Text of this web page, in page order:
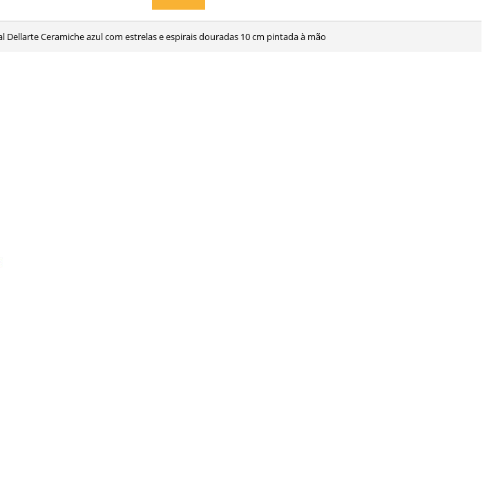
Dellarte Ceramiche azul com estrelas e espirais douradas 10 cm pintada à mão